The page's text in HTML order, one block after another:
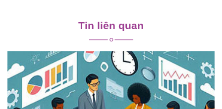
viết
Tin liên quan